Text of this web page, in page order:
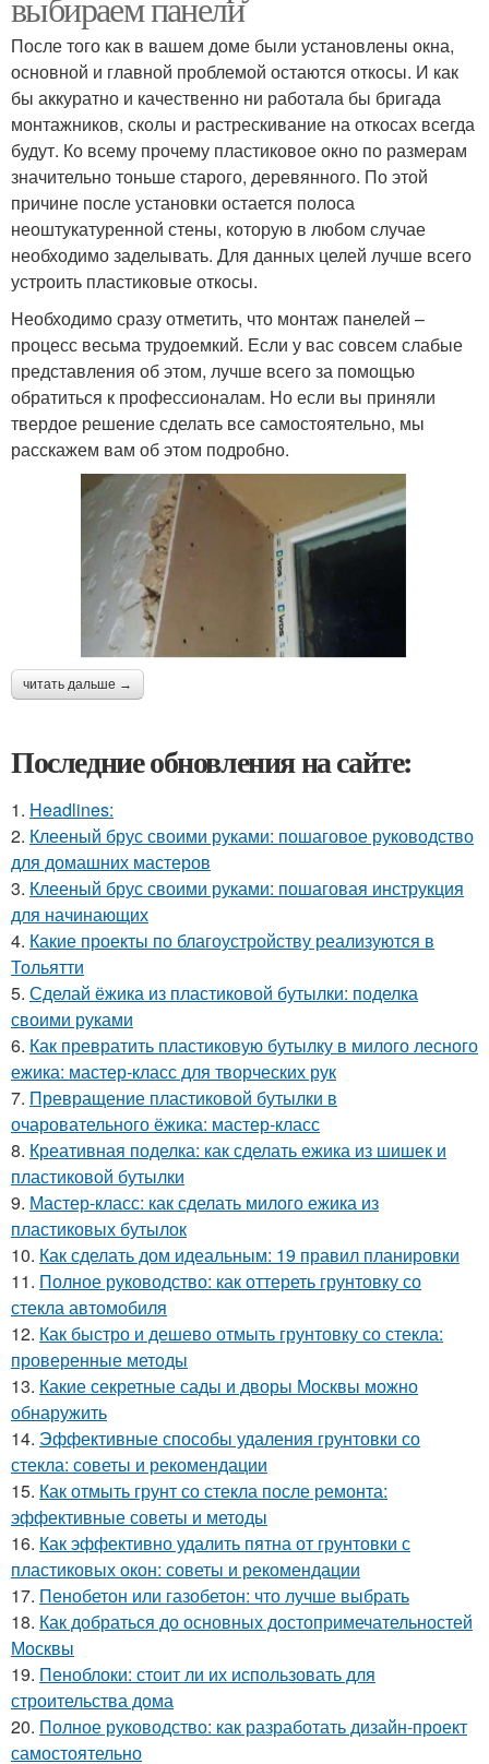
После того как в вашем доме были установлены окна,
основной и главной проблемой остаются откосы. И как
бы аккуратно и качественно ни работала бы бригада
монтажников, сколы и растрескивание на откосах всегда
будут. Ко всему прочему пластиковое окно по размерам
значительно тоньше старого, деревянного. По этой
причине после установки остается полоса
неоштукатуренной стены, которую в любом случае
необходимо заделывать. Для данных целей лучше всего
устроить пластиковые откосы.
Необходимо сразу отметить, что монтаж панелей –
процесс весьма трудоемкий. Если у вас совсем слабые
представления об этом, лучше всего за помощью
обратиться к профессионалам. Но если вы приняли
твердое решение сделать все самостоятельно, мы
расскажем вам об этом подробно.
читать дальше →
Последние обновления на сайте:
1. Headlines:
2. Клееный брус своими руками: пошаговое руководство
для домашних мастеров
3. Клееный брус своими руками: пошаговая инструкция
для начинающих
4. Какие проекты по благоустройству реализуются в
Тольятти
5. Сделай ёжика из пластиковой бутылки: поделка
своими руками
6. Как превратить пластиковую бутылку в милого лесного
ежика: мастер-класс для творческих рук
7. Превращение пластиковой бутылки в
очаровательного ёжика: мастер-класс
8. Креативная поделка: как сделать ежика из шишек и
пластиковой бутылки
9. Мастер-класс: как сделать милого ежика из
пластиковых бутылок
10. Как сделать дом идеальным: 19 правил планировки
11. Полное руководство: как оттереть грунтовку со
стекла автомобиля
12. Как быстро и дешево отмыть грунтовку со стекла:
проверенные методы
13. Какие секретные сады и дворы Москвы можно
обнаружить
14. Эффективные способы удаления грунтовки со
стекла: советы и рекомендации
15. Как отмыть грунт со стекла после ремонта:
эффективные советы и методы
16. Как эффективно удалить пятна от грунтовки с
пластиковых окон: советы и рекомендации
17. Пенобетон или газобетон: что лучше выбрать
18. Как добраться до основных достопримечательностей
Москвы
19. Пеноблоки: стоит ли их использовать для
строительства дома
20. Полное руководство: как разработать дизайн-проект
самостоятельно